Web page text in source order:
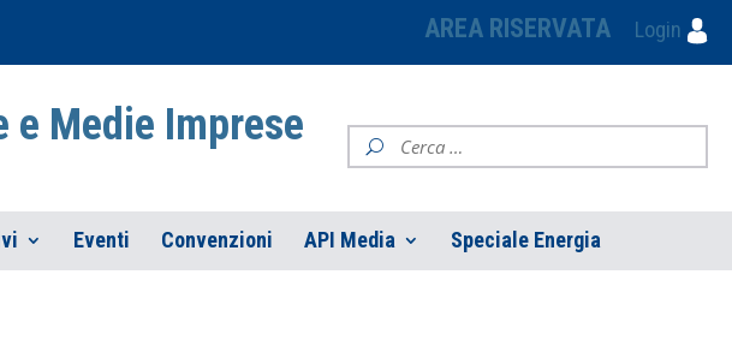
AREA RISERVATA Login
e Medie Imprese
Eventi Convenzioni API Media Speciale Energia